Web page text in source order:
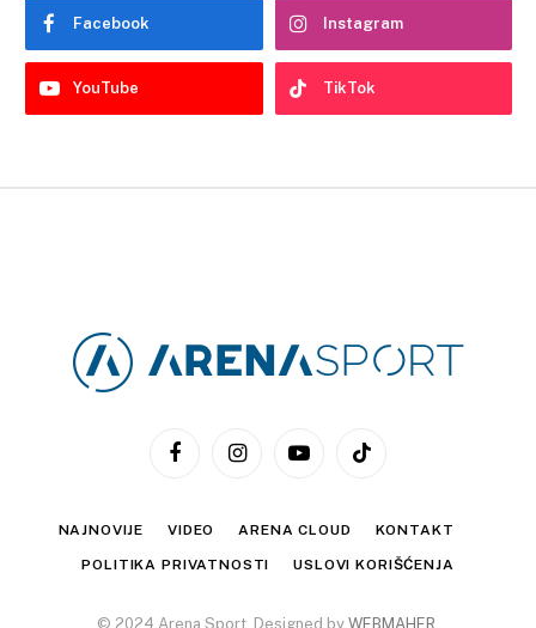
Facebook Instagram
YouTube TikTok
FacebookInstagramYouTubeTikTok
NAJNOVIJE VIDEO ARENA CLOUD KONTAKT
POLITIKA PRIVATNOSTI USLOVI KORIŠĆENJA
© 2024 Arena Sport. Designed by WEBMAHER